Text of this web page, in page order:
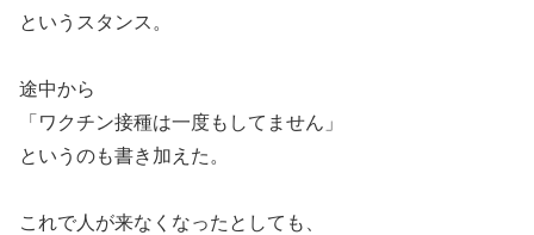
というスタンス。
途中から
「ワクチン接種は一度もしてません」
というのも書き加えた。
これで人が来なくなったとしても、